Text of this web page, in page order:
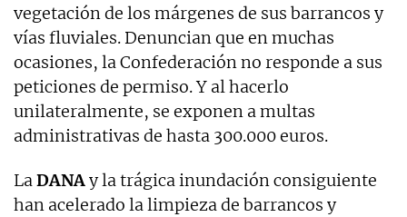
vegetación de los márgenes de sus barrancos y
vías fluviales. Denuncian que en muchas
ocasiones, la Confederación no responde a sus
peticiones de permiso. Y al hacerlo
unilateralmente, se exponen a multas
administrativas de hasta 300.000 euros.
LaDANAy la trágica inundación consiguiente
han acelerado la limpieza de barrancos y